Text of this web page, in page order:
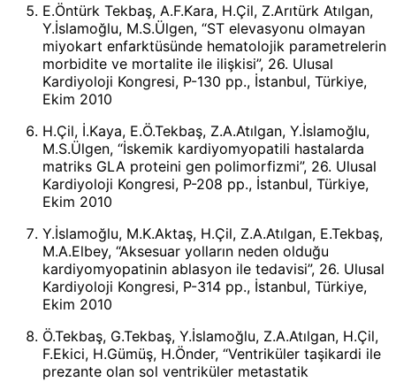
E.Öntürk Tekbaş, A.F.Kara, H.Çil, Z.Arıtürk Atılgan,
Y.İslamoğlu, M.S.Ülgen, “ST elevasyonu olmayan
miyokart enfarktüsünde hematolojik parametrelerin
morbidite ve mortalite ile ilişkisi”, 26. Ulusal
Kardiyoloji Kongresi, P-130 pp., İstanbul, Türkiye,
Ekim 2010
H.Çil, İ.Kaya, E.Ö.Tekbaş, Z.A.Atılgan, Y.İslamoğlu,
M.S.Ülgen, “İskemik kardiyomyopatili hastalarda
matriks GLA proteini gen polimorfizmi”, 26. Ulusal
Kardiyoloji Kongresi, P-208 pp., İstanbul, Türkiye,
Ekim 2010
Y.İslamoğlu, M.K.Aktaş, H.Çil, Z.A.Atılgan, E.Tekbaş,
M.A.Elbey, “Aksesuar yolların neden olduğu
kardiyomyopatinin ablasyon ile tedavisi”, 26. Ulusal
Kardiyoloji Kongresi, P-314 pp., İstanbul, Türkiye,
Ekim 2010
Ö.Tekbaş, G.Tekbaş, Y.İslamoğlu, Z.A.Atılgan, H.Çil,
F.Ekici, H.Gümüş, H.Önder, “Ventriküler taşikardi ile
prezante olan sol ventriküler metastatik